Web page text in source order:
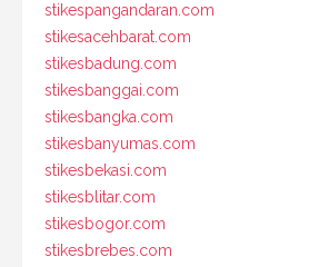
stikespangandaran.com
stikesacehbarat.com
stikesbadung.com
stikesbanggai.com
stikesbangka.com
stikesbanyumas.com
stikesbekasi.com
stikesblitar.com
stikesbogor.com
stikesbrebes.com